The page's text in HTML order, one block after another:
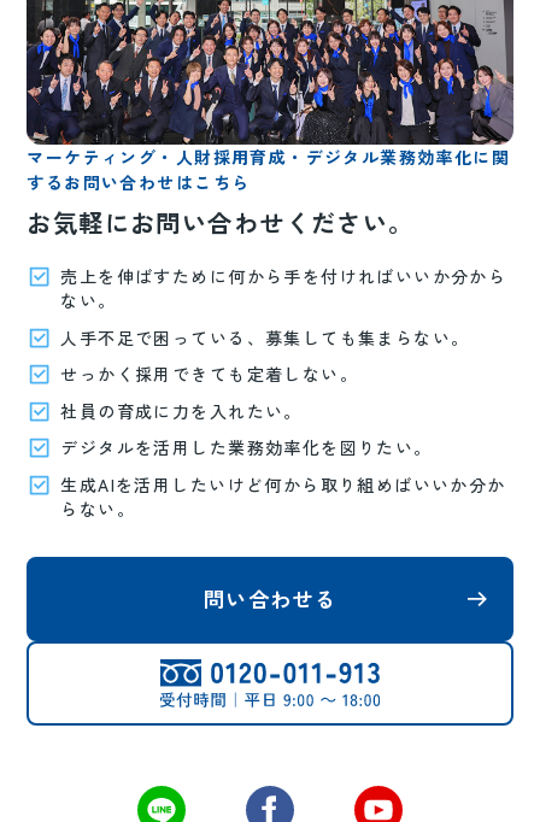
マーケティング・人財採用育成・デジタル業務効率化に関
するお問い合わせはこちら
お気軽にお問い合わせください。
売上を伸ばすために何から手を付ければいいか分から
ない。
人手不足で困っている、募集しても集まらない。
せっかく採用できても定着しない。
社員の育成に力を入れたい。
デジタルを活用した業務効率化を図りたい。
生成AIを活用したいけど何から取り組めばいいか分か
らない。
問い合わせる